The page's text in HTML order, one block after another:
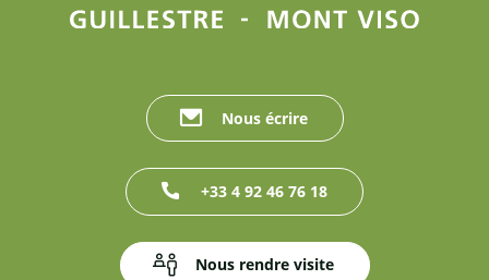
Nous écrire
+33 4 92 46 76 18
Nous rendre visite